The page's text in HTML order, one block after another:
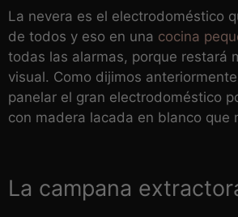
La nevera es el electrodoméstico
de todos y eso en una cocina
todas las alarmas, porque restará
visual. Como dijimos
panelar el gran electrodoméstico
con madera lacada en blanco que
La campana